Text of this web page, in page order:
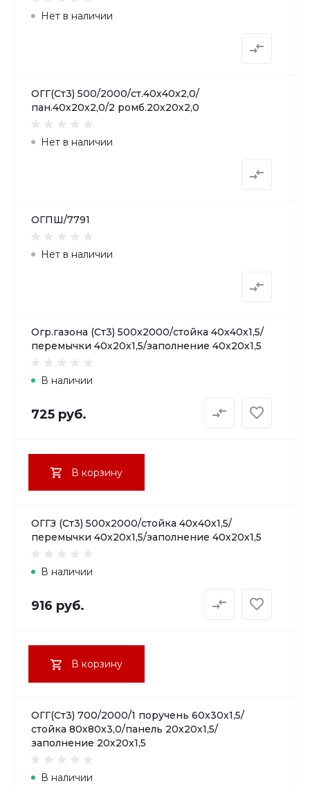
Нет в наличии
ОГГ(Ст3) 500/2000/ст.40х40х2,0/
пан.40х20х2,0/2 ромб.20х20х2,0
Нет в наличии
ОГПШ/7791
Нет в наличии
Огр.газона (Ст3) 500х2000/стойка 40х40х1,5/
перемычки 40х20х1,5/заполнение 40х20х1,5
В наличии
725 руб.
В корзину
ОГГЗ (Ст3) 500х2000/стойка 40х40х1,5/
перемычки 40х20х1,5/заполнение 40х20х1,5
В наличии
916 руб.
В корзину
ОГГ(Ст3) 700/2000/1 поручень 60х30х1,5/
стойка 80х80х3,0/панель 20х20х1,5/
заполнение 20х20х1,5
В наличии